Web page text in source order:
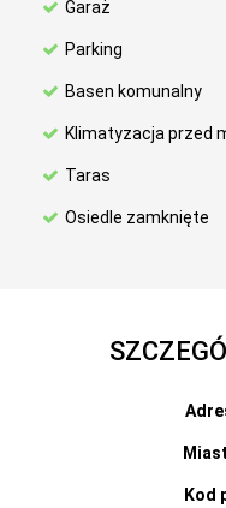
Garaż
Parking
Basen komunalny
Klimatyzacja przed
Taras
Osiedle zamknięte
Kod